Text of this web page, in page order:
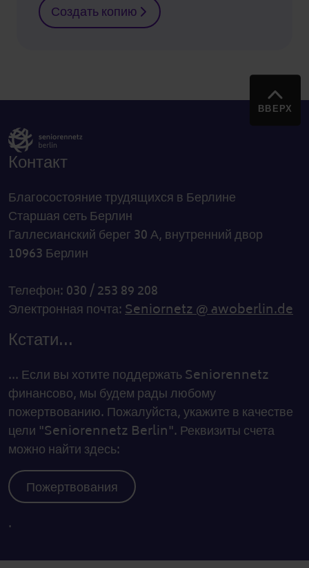
Создать копию
ВВЕРХ
Контакт
Благосостояние трудящихся в Берлине
Старшая сеть Берлин
Галлесианский берег 30 А, внутренний двор
10963 Берлин
Телефон: 030 / 253 89 208
Электронная почта:Seniornetz @ awoberlin.de
Кстати...
... Если вы хотите поддержать Seniorennetz
финансово, мы будем рады любому
пожертвованию. Пожалуйста, укажите в качестве
цели "Seniorennetz Berlin". Реквизиты счета
можно найти здесь:
Пожертвования
.